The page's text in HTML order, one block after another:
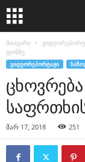
მთავარი
ფონზე
ᲕᲘᲓᲔᲝᲠᲔᲞᲝᲠᲢᲐᲟᲘ
მარ 17, 2018 251